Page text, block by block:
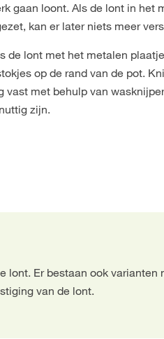
gaan loont. Als de lont in het
kan er later niets meer
de lont met het metalen
op de rand van de pot.
vast met behulp van
zijn.
lont. Er bestaan ook
van de lont.